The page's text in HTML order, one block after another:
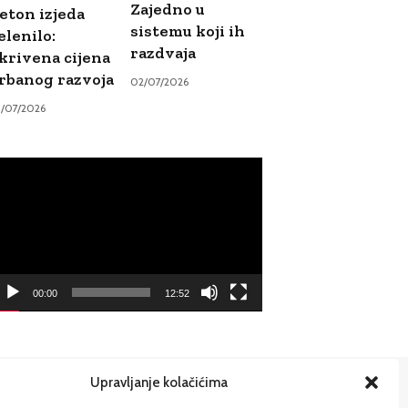
Upravljanje kolačićima
izjeda
cijena
razvoja
07/2026
Zajedno u
sistemu koji ih
razdvaja
02/07/2026
00:00 12:52